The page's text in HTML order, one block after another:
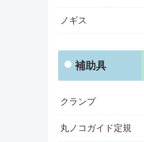
ノギス
補助具
クランプ
丸ノコガイド定規